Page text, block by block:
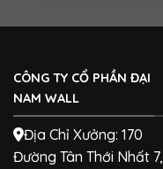
CÔNG TY CỔ PHẦN ĐẠI
NAM WALL
Địa Chỉ Xưởng: 170
Đường Tân Thới Nhất 7,